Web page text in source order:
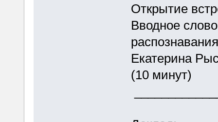
Открытие
Вводное
Екатерина
(10 минут)